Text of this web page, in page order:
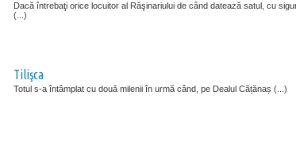
Dacă întrebaţi orice locuitor al Răşinariului de când datează satul, cu
(...)
Tilişca
Totul s-a întâmplat cu două milenii în urmă când, pe Dealul Cățănaș (...)